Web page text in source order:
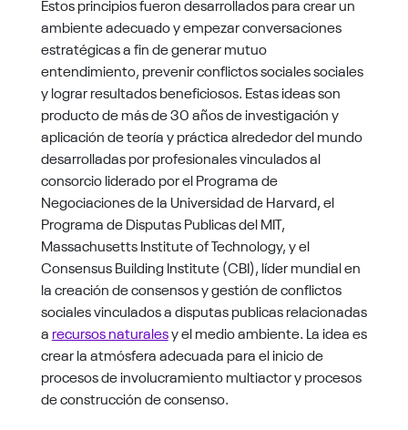
Estos principios fueron desarrollados para crear un
ambiente adecuado y empezar conversaciones
estratégicas a fin de generar mutuo
entendimiento, prevenir conflictos sociales sociales
y lograr resultados beneficiosos. Estas ideas son
producto de más de 30 años de investigación y
aplicación de teoría y práctica alrededor del mundo
desarrolladas por profesionales vinculados al
consorcio liderado por el Programa de
Negociaciones de la Universidad de Harvard, el
Programa de Disputas Publicas del MIT,
Massachusetts Institute of Technology, y el
Consensus Building Institute (CBI), líder mundial en
la creación de consensos y gestión de conflictos
sociales vinculados a disputas publicas relacionadas
a recursos naturalesy el medio ambiente. La idea es
crear la atmósfera adecuada para el inicio de
procesos de involucramiento multiactor y procesos
de construcción de consenso.